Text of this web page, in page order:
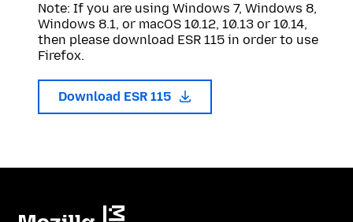
Note: If you are using Windows 7, Windows 8,
Windows 8.1, or macOS 10.12, 10.13 or 10.14,
then please download ESR 115 in order to use
Firefox.
Download ESR 115